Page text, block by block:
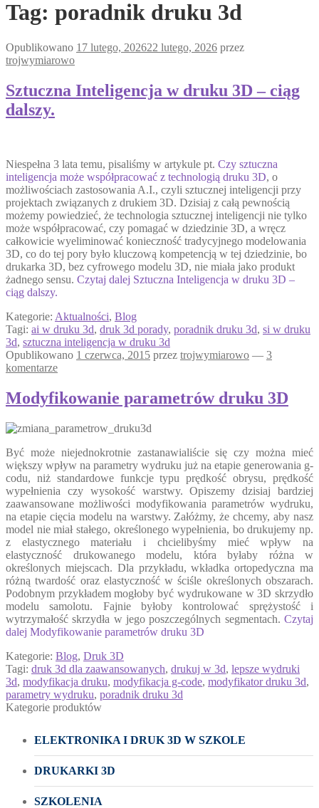
Tag: poradnik druku 3d
Opublikowano 17 lutego, 202622 lutego, 2026 przez
trojwymiarowo
Sztuczna Inteligencja w druku 3D – ciąg
dalszy.
Niespełna 3 lata temu, pisaliśmy w artykule pt. Czy sztuczna
inteligencja może współpracować z technologią druku 3D, o
możliwościach zastosowania A.I., czyli sztucznej inteligencji przy
projektach związanych z drukiem 3D. Dzisiaj z całą pewnością
możemy powiedzieć, że technologia sztucznej inteligencji nie tylko
może współpracować, czy pomagać w dziedzinie 3D, a wręcz
całkowicie wyeliminować konieczność tradycyjnego modelowania
3D, co do tej pory było kluczową kompetencją w tej dziedzinie, bo
drukarka 3D, bez cyfrowego modelu 3D, nie miała jako produkt
żadnego sensu. Czytaj dalej Sztuczna Inteligencja w druku 3D –
ciąg dalszy.
Kategorie: Aktualności, Blog
Tagi: ai w druku 3d, druk 3d porady, poradnik druku 3d, si w druku
3d, sztuczna inteligencja w druku 3d
Opublikowano 1 czerwca, 2015 przez trojwymiarowo — 3
komentarze
Modyfikowanie parametrów druku 3D
Być może niejednokrotnie zastanawialiście się czy można mieć
większy wpływ na parametry wydruku już na etapie generowania g-
codu, niż standardowe funkcje typu prędkość obrysu, prędkość
wypełnienia czy wysokość warstwy. Opiszemy dzisiaj bardziej
zaawansowane możliwości modyfikowania parametrów wydruku,
na etapie cięcia modelu na warstwy. Załóżmy, że chcemy, aby nasz
model nie miał stałego, określonego wypełnienia, bo drukujemy np.
z elastycznego materiału i chcielibyśmy mieć wpływ na
elastyczność drukowanego modelu, która byłaby różna w
określonych miejscach. Dla przykładu, wkładka ortopedyczna ma
różną twardość oraz elastyczność w ściśle określonych obszarach.
Podobnym przykładem mogłoby być wydrukowane w 3D skrzydło
modelu samolotu. Fajnie byłoby kontrolować sprężystość i
wytrzymałość skrzydła w jego poszczególnych segmentach. Czytaj
dalej Modyfikowanie parametrów druku 3D
Kategorie: Blog, Druk 3D
Tagi: druk 3d dla zaawansowanych, drukuj w 3d, lepsze wydruki
3d, modyfikacja druku, modyfikacja g-code, modyfikator druku 3d,
parametry wydruku, poradnik druku 3d
Kategorie produktów
ELEKTRONIKA I DRUK 3D W SZKOLE
DRUKARKI 3D
SZKOLENIA